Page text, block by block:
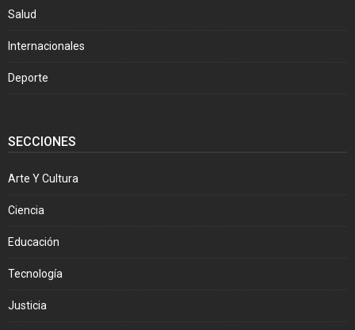
Salud
Internacionales
Deporte
SECCIONES
Arte Y Cultura
Ciencia
Educación
Tecnología
Justicia